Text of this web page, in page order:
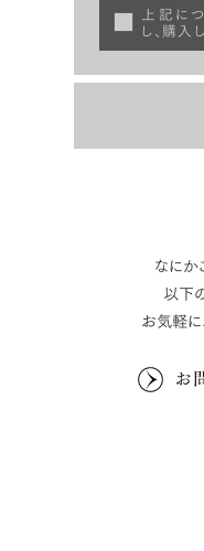
上記に
し、購入
なにか
以下
お気軽に